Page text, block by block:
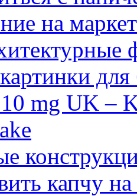
на
mg UK –
капчу